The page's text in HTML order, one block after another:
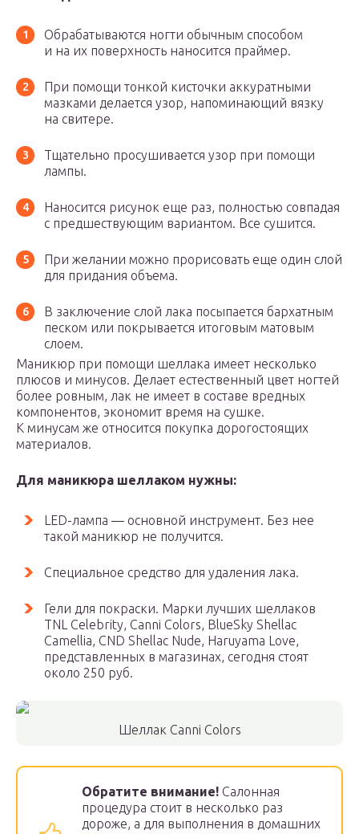
Обрабатываются ногти обычным способом
и на их поверхность наносится праймер.
При помощи тонкой кисточки аккуратными
мазками делается узор, напоминающий вязку
на свитере.
Тщательно просушивается узор при помощи
лампы.
Наносится рисунок еще раз, полностью совпадая
с предшествующим вариантом. Все сушится.
При желании можно прорисовать еще один слой
для придания объема.
В заключение слой лака посыпается бархатным
песком или покрывается итоговым матовым
слоем.
Маникюр при помощи шеллака имеет несколько
плюсов и минусов. Делает естественный цвет ногтей
более ровным, лак не имеет в составе вредных
компонентов, экономит время на сушке.
К минусам же относится покупка дорогостоящих
материалов.
Для маникюра шеллаком нужны:
LED-лампа — основной инструмент. Без нее
такой маникюр не получится.
Специальное средство для удаления лака.
Гели для покраски. Марки лучших шеллаков
TNL Celebrity, Canni Colors, BlueSky Shellac
Camellia, CND Shellac Nude, Haruyama Love,
представленных в магазинах, сегодня стоят
около 250 руб.
Шеллак Canni Colors
Обратите внимание! Салонная
процедура стоит в несколько раз
дороже, а для выполнения в домашних